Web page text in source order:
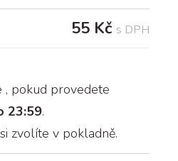
55 Kč s DPH
, pokud provedete
23:59.
zvolíte v pokladně.